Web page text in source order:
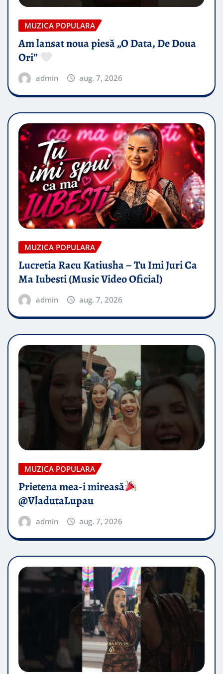
MUZICA POPULARA
Am lansat noua piesă „O Data, De Doua
Ori”
admin aug. 7, 2026
MUZICA POPULARA
Lucretia Racu Katiusha – Tu Imi Juri Ca
Ma Iubesti (Music Video Oficial)
admin aug. 7, 2026
MUZICA POPULARA
Prietena mea-i mireasă​
@VladutaLupau
admin aug. 7, 2026